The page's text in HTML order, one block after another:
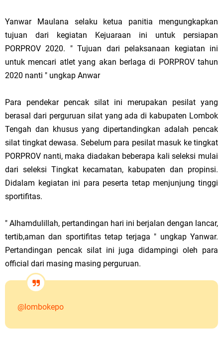
Yanwar Maulana selaku ketua panitia mengungkapkan
tujuan dari kegiatan Kejuaraan ini untuk persiapan
PORPROV 2020. " Tujuan dari pelaksanaan kegiatan ini
untuk mencari atlet yang akan berlaga di PORPROV tahun
2020 nanti " ungkap Anwar
Para pendekar pencak silat ini merupakan pesilat yang
berasal dari perguruan silat yang ada di kabupaten Lombok
Tengah dan khusus yang dipertandingkan adalah pencak
silat tingkat dewasa. Sebelum para pesilat masuk ke tingkat
PORPROV nanti, maka diadakan beberapa kali seleksi mulai
dari seleksi Tingkat kecamatan, kabupaten dan propinsi.
Didalam kegiatan ini para peserta tetap menjunjung tinggi
sportifitas.
" Alhamdulillah, pertandingan hari ini berjalan dengan lancar,
tertib,aman dan sportifitas tetap terjaga " ungkap Yanwar.
Pertandingan pencak silat ini juga didampingi oleh para
official dari masing masing perguruan.
@lombokepo